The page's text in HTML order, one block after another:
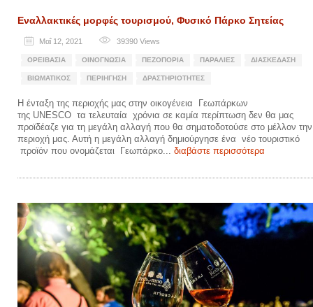
Εναλλακτικές μορφές τουρισμού, Φυσικό Πάρκο Σητείας
Μαΐ 12, 2021 39390 Views
ΟΡΕΙΒΑΣΊΑ ΟΙΝΟΓΝΩΣΊΑ ΠΕΖΟΠΟΡΊΑ ΠΑΡΑΛΊΕΣ ΔΙΑΣΚΈΔΑΣΗ
ΒΙΩΜΑΤΙΚΌΣ ΠΕΡΙΉΓΗΣΗ ΔΡΑΣΤΗΡΙΌΤΗΤΕΣ
Η ένταξη της περιοχής μας στην οικογένεια Γεωπάρκων
της UNESCO τα τελευταία χρόνια σε καμία περίπτωση δεν θα μας
προϊδέαζε για τη μεγάλη αλλαγή που θα σηματοδοτούσε στο μέλλον την
περιοχή μας. Αυτή η μεγάλη αλλαγή δημιούργησε ένα νέο τουριστικό
προϊόν που ονομάζεται Γεωπάρκο... διαβάστε περισσότερα